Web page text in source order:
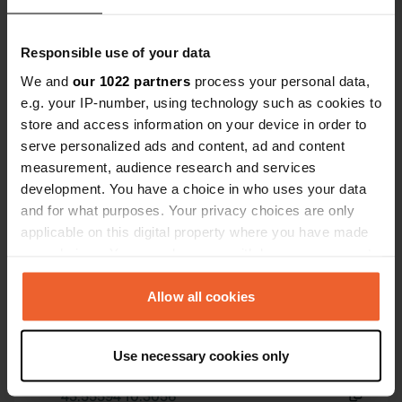
Responsible use of your data
We and our 1022 partners process your personal data,
e.g. your IP-number, using technology such as cookies to
store and access information on your device in order to
serve personalized ads and content, ad and content
measurement, audience research and services
development. You have a choice in who uses your data
and for what purposes. Your privacy choices are only
applicable on this digital property where you have made
any time from the Cookie Declaration or by clicking on
the Privacy trigger icon.
Collect information about your geographical location
which can be accurate to within several meters
Allow all cookies
Use necessary cookies only
Contatto
57123, Livorno, Italia
Coordinate
43° 33' 21" N 10° 18' 20" E
Copia
43.55594 10.3056